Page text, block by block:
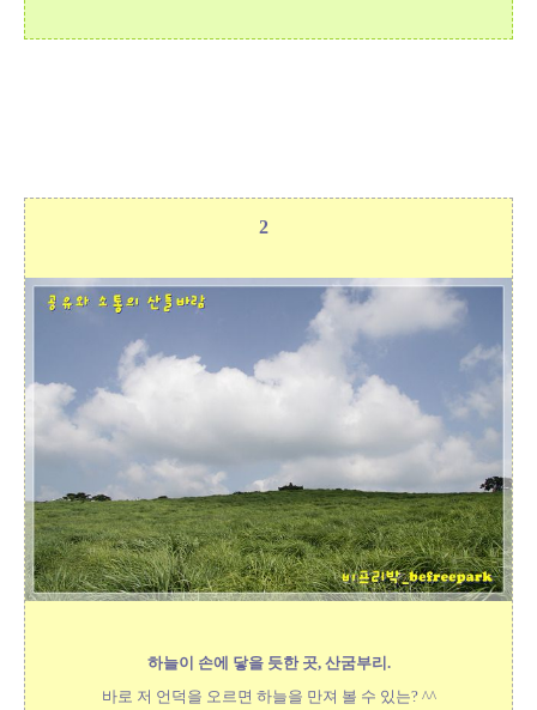
2
하늘이 손에 닿을 듯한 곳, 산굼부리.
바로 저 언덕을 오르면 하늘을 만져 볼 수 있는? ^^